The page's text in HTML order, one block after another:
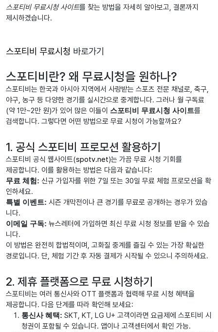
스포티비 무료시청 사이트를 찾는 방법을 자세히 알아보고, 결론까지
제시하겠습니다.
스포티비 무료시청 바로가기
스포티비란? 왜 무료시청을 원하나?
스포티비는 한국과 아시아 지역에서 사랑받는 스포츠 전문 채널로, 축구,
야구, 농구 등 다양한 경기를 실시간으로 중계합니다. 그러나 월 구독료
(약 1만~2만 원)가 있어 많은 이들이 스포티비 무료시청 사이트를
검색합니다. 그렇다면 어떤 방법으로 무료 시청이 가능할까요?
1. 공식 스포티비 프로모션 활용하기
스포티비 공식 웹사이트(spotv.net)는 가끔 무료 시청 기회를
제공합니다. 이를 활용하는 방법은 다음과 같습니다:
무료 체험: 신규 가입자를 위한 7일 또는 30일 무료 체험 프로모션을 확
인하세요.
특별 이벤트: 시즌 개막전이나 큰 경기를 무료로 공개하는 경우가 있습
니다.
이메일 구독: 뉴스레터에 가입하면 최신 무료 시청 정보를 받을 수 있습
니다.
이 방법은 완전히 합법적이며, 고화질 중계를 즐길 수 있는 가장 확실한
경로입니다. 단, 체험 기간 후 자동 결제가 시작될 수 있으니 주의하세요.
2. 제휴 플랫폼으로 무료 시청하기
스포티비는 여러 통신사와 OTT 플랫폼과 협력해 무료 시청 혜택을
제공합니다. 다음 단계를 따라 확인해 보세요:
통신사 혜택: SKT, KT, LG U+ 고객이라면 요금제에 스포티비 시
청권이 포함될 수 있습니다. 앱이나 고객센터에서 확인 가능.